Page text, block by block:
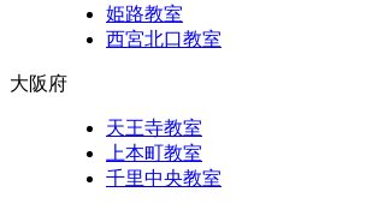
姫路教室
西宮北口教室
大阪府
天王寺教室
上本町教室
千里中央教室